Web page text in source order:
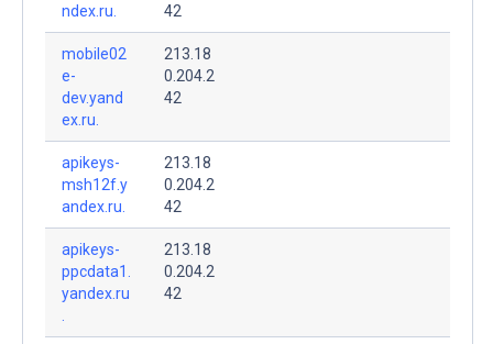
ndex.ru.
42
mobile02
e-
dev.yand
ex.ru.
213.18
0.204.2
42
apikeys-
msh12f.y
andex.ru.
213.18
0.204.2
42
apikeys-
ppcdata1.
yandex.ru
213.18
0.204.2
42